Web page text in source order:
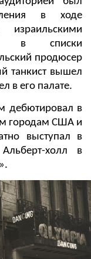
в ходе
в списки
продюсер
танкист вышел
в его палате.
дебютировал в
городам США и
выступал в
холл в